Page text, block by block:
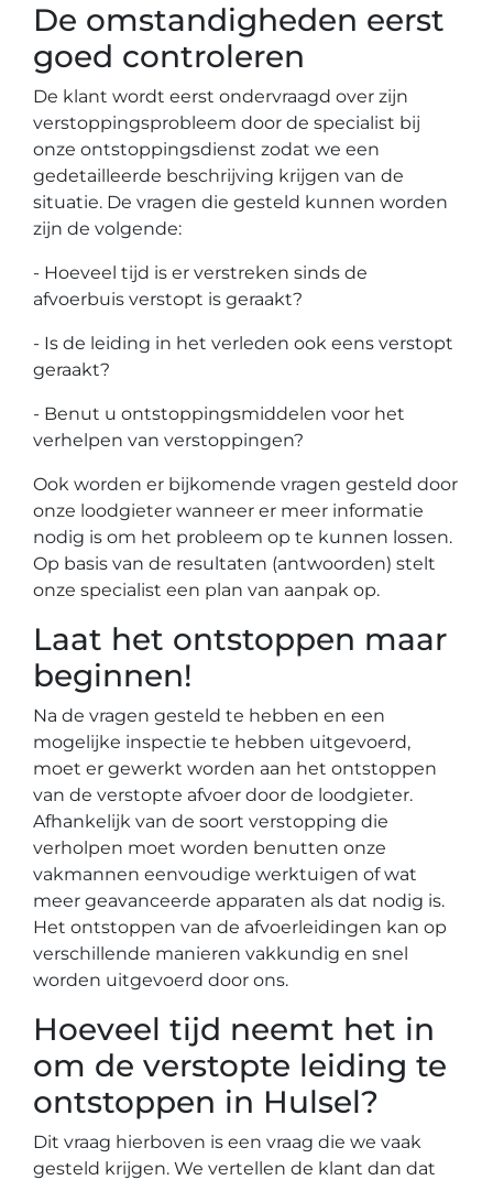
De omstandigheden eerst
goed controleren
De klant wordt eerst ondervraagd over zijn
verstoppingsprobleem door de specialist bij
onze ontstoppingsdienst zodat we een
gedetailleerde beschrijving krijgen van de
situatie. De vragen die gesteld kunnen worden
zijn de volgende:
- Hoeveel tijd is er verstreken sinds de
afvoerbuis verstopt is geraakt?
- Is de leiding in het verleden ook eens verstopt
geraakt?
- Benut u ontstoppingsmiddelen voor het
verhelpen van verstoppingen?
Ook worden er bijkomende vragen gesteld door
onze loodgieter wanneer er meer informatie
nodig is om het probleem op te kunnen lossen.
Op basis van de resultaten (antwoorden) stelt
onze specialist een plan van aanpak op.
Laat het ontstoppen maar
beginnen!
Na de vragen gesteld te hebben en een
mogelijke inspectie te hebben uitgevoerd,
moet er gewerkt worden aan het ontstoppen
van de verstopte afvoer door de loodgieter.
Afhankelijk van de soort verstopping die
verholpen moet worden benutten onze
vakmannen eenvoudige werktuigen of wat
meer geavanceerde apparaten als dat nodig is.
Het ontstoppen van de afvoerleidingen kan op
verschillende manieren vakkundig en snel
worden uitgevoerd door ons.
Hoeveel tijd neemt het in
om de verstopte leiding te
ontstoppen in Hulsel?
Dit vraag hierboven is een vraag die we vaak
gesteld krijgen. We vertellen de klant dan dat